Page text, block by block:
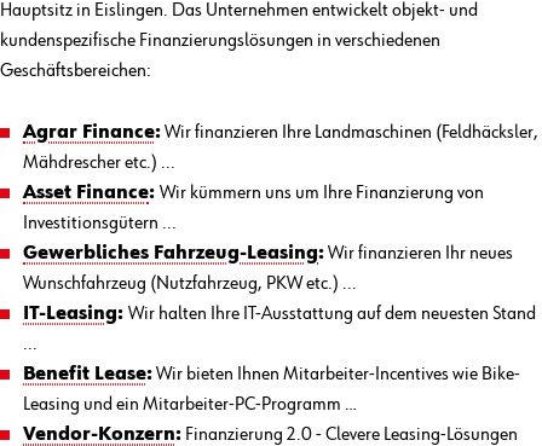
Hauptsitz in Eislingen. Das Unternehmen entwickelt objekt- und
kundenspezifische Finanzierungslösungen in verschiedenen
Geschäftsbereichen:
Agrar Finance:Wir finanzieren Ihre Landmaschinen (Feldhäcksler,
Mähdrescher etc.) ...
Asset Finance:Wir kümmern uns um Ihre Finanzierung von
Investitionsgütern ...
Gewerbliches Fahrzeug-Leasing:Wir finanzieren Ihr neues
Wunschfahrzeug (Nutzfahrzeug, PKW etc.) ...
IT-Leasing:Wir halten Ihre IT-Ausstattung auf dem neuesten Stand
...
Benefit Lease:Wir bieten Ihnen Mitarbeiter-Incentives wie Bike-
Leasing und ein Mitarbeiter-PC-Programm …
Vendor-Konzern: Finanzierung 2.0 - Clevere Leasing-Lösungen